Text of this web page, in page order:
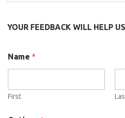
YOUR FEEDBACK WILL HELP
a
m
p
Name *
First